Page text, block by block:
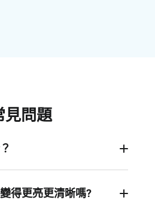
見問題
和度和對比度等等，直到你
得更亮更清晰嗎?